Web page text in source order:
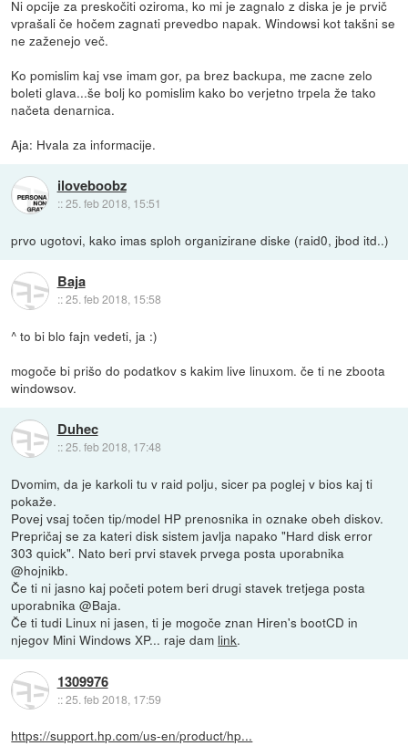
Ni opcije za preskočiti oziroma, ko mi je zagnalo z diska je je prvič
vprašali če hočem zagnati prevedbo napak. Windowsi kot takšni se
ne zaženejo več.
Ko pomislim kaj vse imam gor, pa brez backupa, me zacne zelo
boleti glava...še bolj ko pomislim kako bo verjetno trpela že tako
načeta denarnica.
Aja: Hvala za informacije.
iloveboobz
::25. feb 2018, 15:51
prvo ugotovi, kako imas sploh organizirane diske (raid0, jbod itd..)
Baja
::25. feb 2018, 15:58
^ to bi blo fajn vedeti, ja :)
mogoče bi prišo do podatkov s kakim live linuxom. če ti ne zboota
windowsov.
Duhec
::25. feb 2018, 17:48
Dvomim, da je karkoli tu v raid polju, sicer pa poglej v bios kaj ti
pokaže.
Povej vsaj točen tip/model HP prenosnika in oznake obeh diskov.
Prepričaj se za kateri disk sistem javlja napako "Hard disk error
303 quick". Nato beri prvi stavek prvega posta uporabnika
@hojnikb.
Če ti ni jasno kaj početi potem beri drugi stavek tretjega posta
uporabnika @Baja.
Če ti tudi Linux ni jasen, ti je mogoče znan Hiren's bootCD in
njegov Mini Windows XP... raje dam link.
1309976
::25. feb 2018, 17:59
https://support.hp.com/us-en/product/hp...